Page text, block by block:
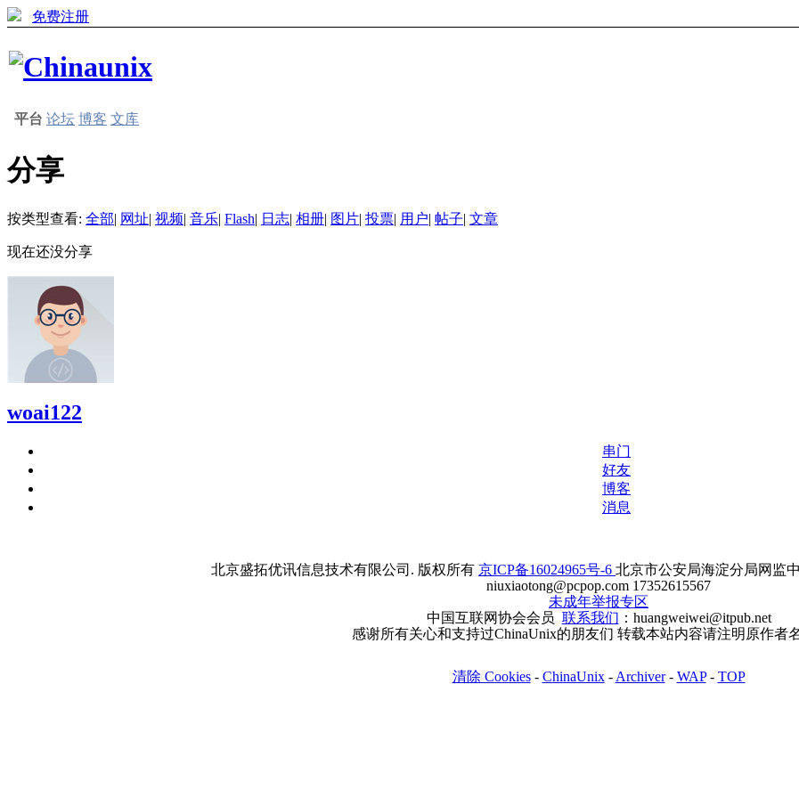
免费注册
平台 论坛 博客 文库
分享
按类型查看: 全部| 网址| 视频| 音乐| Flash| 日志| 相册| 图片| 投票| 用户| 帖子| 文章
现在还没分享
woai122
串门
好友
博客
消息
北京盛拓优讯信息技术有限公司. 版权所有 京ICP备16024965号-6 北京市公安局海淀分局网监
niuxiaotong@pcpop.com 17352615567
未成年举报专区
中国互联网协会会员 联系我们 ：huangweiwei@itpub.net
感谢所有关心和支持过ChinaUnix的朋友们 转载本站内容请注明原作者
清除 Cookies- ChinaUnix- Archiver- WAP- TOP